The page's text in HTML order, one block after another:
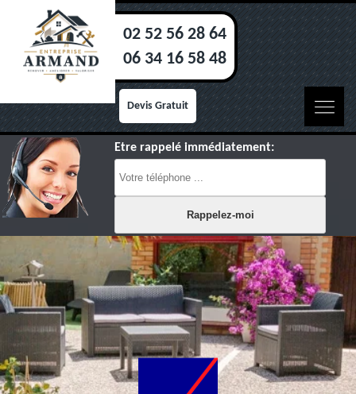
02 52 56 28 64
06 34 16 58 48
Devis Gratuit
Etre rappelé immédiatement: